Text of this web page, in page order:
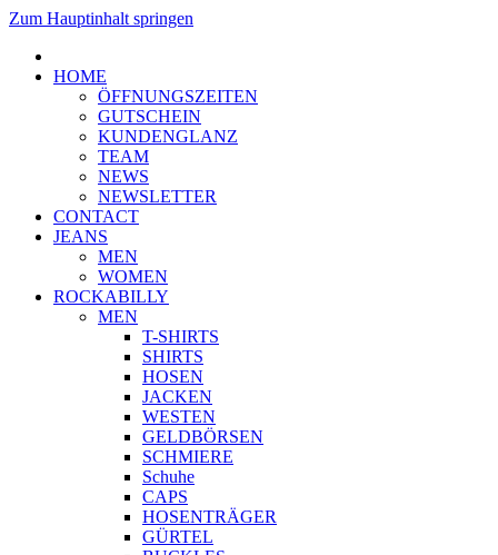
Zum Hauptinhalt springen
HOME
ÖFFNUNGSZEITEN
GUTSCHEIN
KUNDENGLANZ
TEAM
NEWS
NEWSLETTER
CONTACT
JEANS
MEN
WOMEN
ROCKABILLY
MEN
T-SHIRTS
SHIRTS
HOSEN
JACKEN
WESTEN
GELDBÖRSEN
SCHMIERE
Schuhe
CAPS
HOSENTRÄGER
GÜRTEL